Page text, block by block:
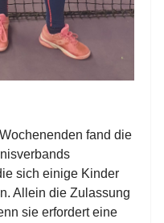
fand die
sich einige Kinder
Allein die Zulassung
sie erfordert eine